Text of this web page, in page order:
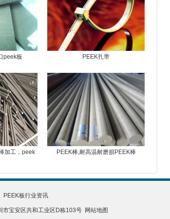
peek板 PEEK扎带
加工，peek
PEEK棒,耐高温耐磨损PEEK棒
PEEK板行业资讯
宝安区共和工业区D栋103号 网站地图